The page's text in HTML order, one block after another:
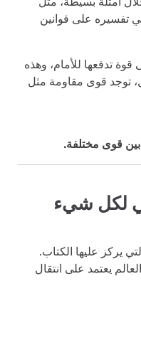
تفسيره على قوانين
قوة تدفعها للأمام، وهذه
توجد قوى مقاومة مثل
قوى مختلفة.
لكل شيء
يركز عليها الكتاب.
يعتمد على انتقال